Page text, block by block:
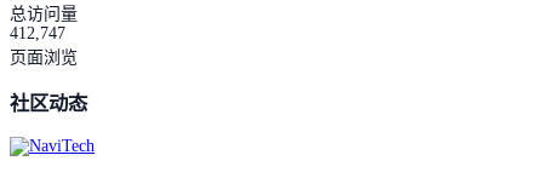
总访问量
412,747
页面浏览
社区动态